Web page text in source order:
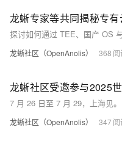
龙蜥社区（OpenAnolis） 368
7 月 26 日至 7 月 29，上海见。
龙蜥社区（OpenAnolis） 347